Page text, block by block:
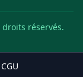
droits réservés.
CGU